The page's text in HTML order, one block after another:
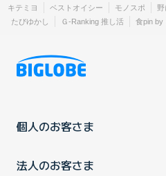
キテミヨ
ベストオイシー モノスポ 野
たびゆかし
Ｇ-Ranking 推し活 食pin by
個人のお客さま
法人のお客さま